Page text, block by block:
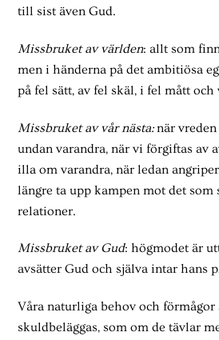
till sist även Gud.
Missbruket av världen: allt som
men i händerna på det ambitiösa
på fel sätt, av fel skäl, i fel mått
Missbruket av vår nästa:när
undan varandra, när vi förgiftas av
illa om varandra, när ledan
längre ta upp kampen mot det
relationer.
Missbruket av Gud: högmodet är
avsätter Gud och själva intar hans
Våra naturliga behov och förmågor
skuldbeläggas, som om de tävlar